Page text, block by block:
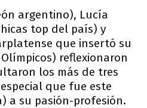
argentino), Lucía
top del país) y
que insertó su
reflexionaron
los más de tres
que fue este
a su pasión-profesión.